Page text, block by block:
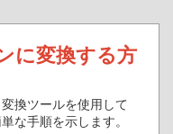
に変換する方
換ツールを使用して
な手順を示します。